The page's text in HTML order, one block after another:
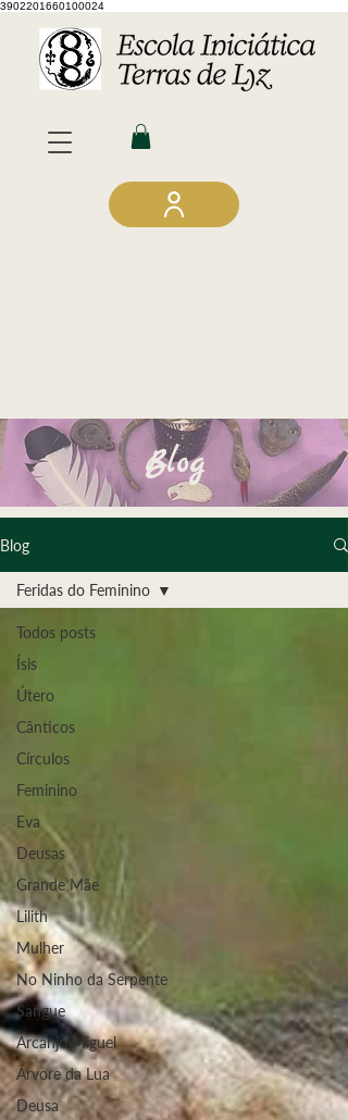
3902201660100024
Blog
Blog
Todos posts
Ísis
Útero
Cânticos
Círculos
Feminino
Eva
Deusas
Grande Mãe
Lilith
Mulher
No Ninho da Serpente
Sangue
Arcanjo Miguel
Árvore da Lua
Deusa
Feridas do Feminino